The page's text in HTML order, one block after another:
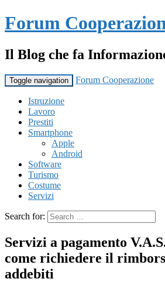
Forum
Il Blog che fa
Toggle navigation Forum Cooperazione
Istruzione
Lavoro
Prestiti
Smartphone
Apple
Android
Software
Turismo
Costume
Servizi
Search for:
Servizi a pagamento
come richiedere il
addebiti